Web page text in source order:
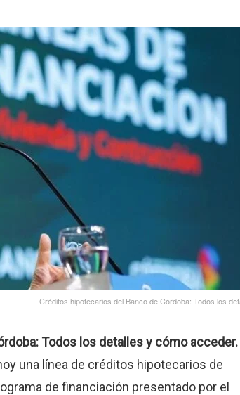
Créditos hipotecarios del Banco de Córdoba: Todos los
Todos los detalles y cómo acceder.
una línea de créditos hipotecarios de
de financiación presentado por el